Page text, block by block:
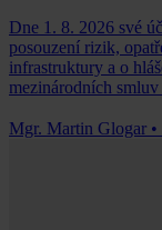
Dne 1. 8. 2026 své
posouzení rizik,
infrastruktury a o
mezinárodních
Mgr. Martin Glogar •